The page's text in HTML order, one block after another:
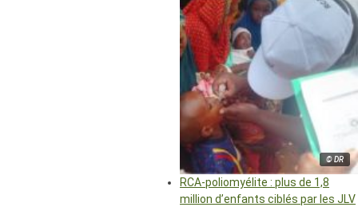
© DR
RCA-poliomyélite : plus de 1,8
million d’enfants ciblés par les JLV